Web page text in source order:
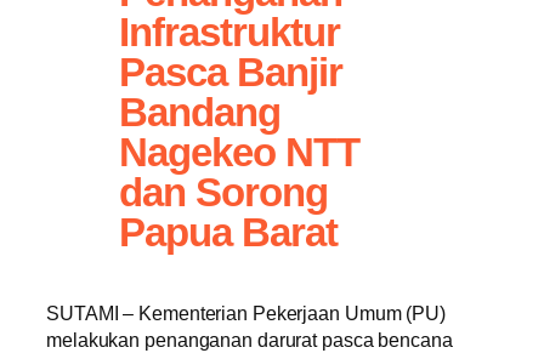
Infrastruktur
Pasca Banjir
Bandang
Nagekeo NTT
dan Sorong
Papua Barat
SUTAMI – Kementerian Pekerjaan Umum (PU)
melakukan penanganan darurat pasca bencana